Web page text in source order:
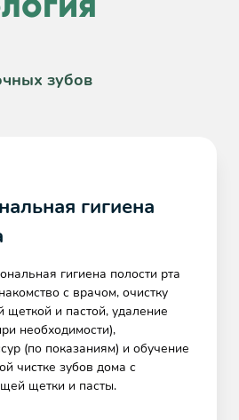
зубов
гигиена
гигиена полости рта
с врачом, очистку
щеткой и пастой, удаление
необходимости),
(по показаниям) и обучение
чистке зубов дома с
щетки и пасты.